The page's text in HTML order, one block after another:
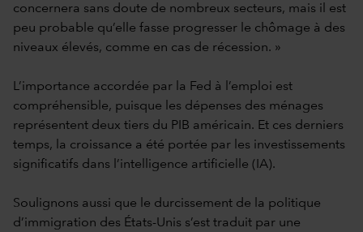
concernera sans doute de nombreux secteurs, mais il est
peu probable qu’elle fasse progresser le chômage à des
niveaux élevés, comme en cas de récession. »
L’importance accordée par la Fed à l’emploi est
compréhensible, puisque les dépenses des ménages
représentent deux tiers du PIB américain. Et ces derniers
temps, la croissance a été portée par les investissements
significatifs dans l’intelligence artificielle (IA).
Soulignons aussi que le durcissement de la politique
d’immigration des États-Unis s’est traduit par une